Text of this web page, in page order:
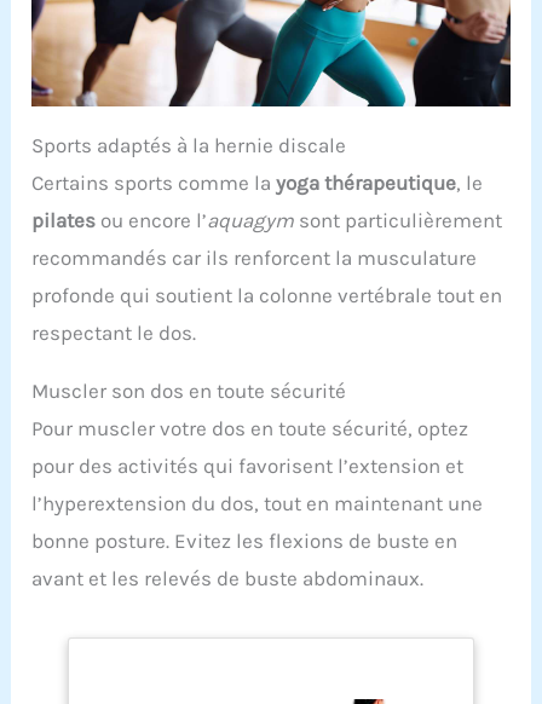
rapide et simple.
【Siège respirant et
confortable】Le siège en nid d’abeille
ergonomique améliore la ventilation et
l’évacuation de la chaleur. Plus d’inconfort ou
d’humidité lors d’utilisations prolongées avec ce
velo d 'appartement, pour des années
d’entraînement confortables.
Sports adaptés à la hernie discale
Certains sports comme layoga thérapeutique, le
pilates ou encore l’aquagym sont particulièrement
recommandés car ils renforcent la musculature
profonde qui soutient la colonne vertébrale tout en
respectant le dos.
Muscler son dos en toute sécurité
Pour muscler votre dos en toute sécurité, optez
pour des activités qui favorisent l’extension et
l’hyperextension du dos, tout en maintenant une
bonne posture. Evitez les flexions de buste en
avant et les relevés de buste abdominaux.